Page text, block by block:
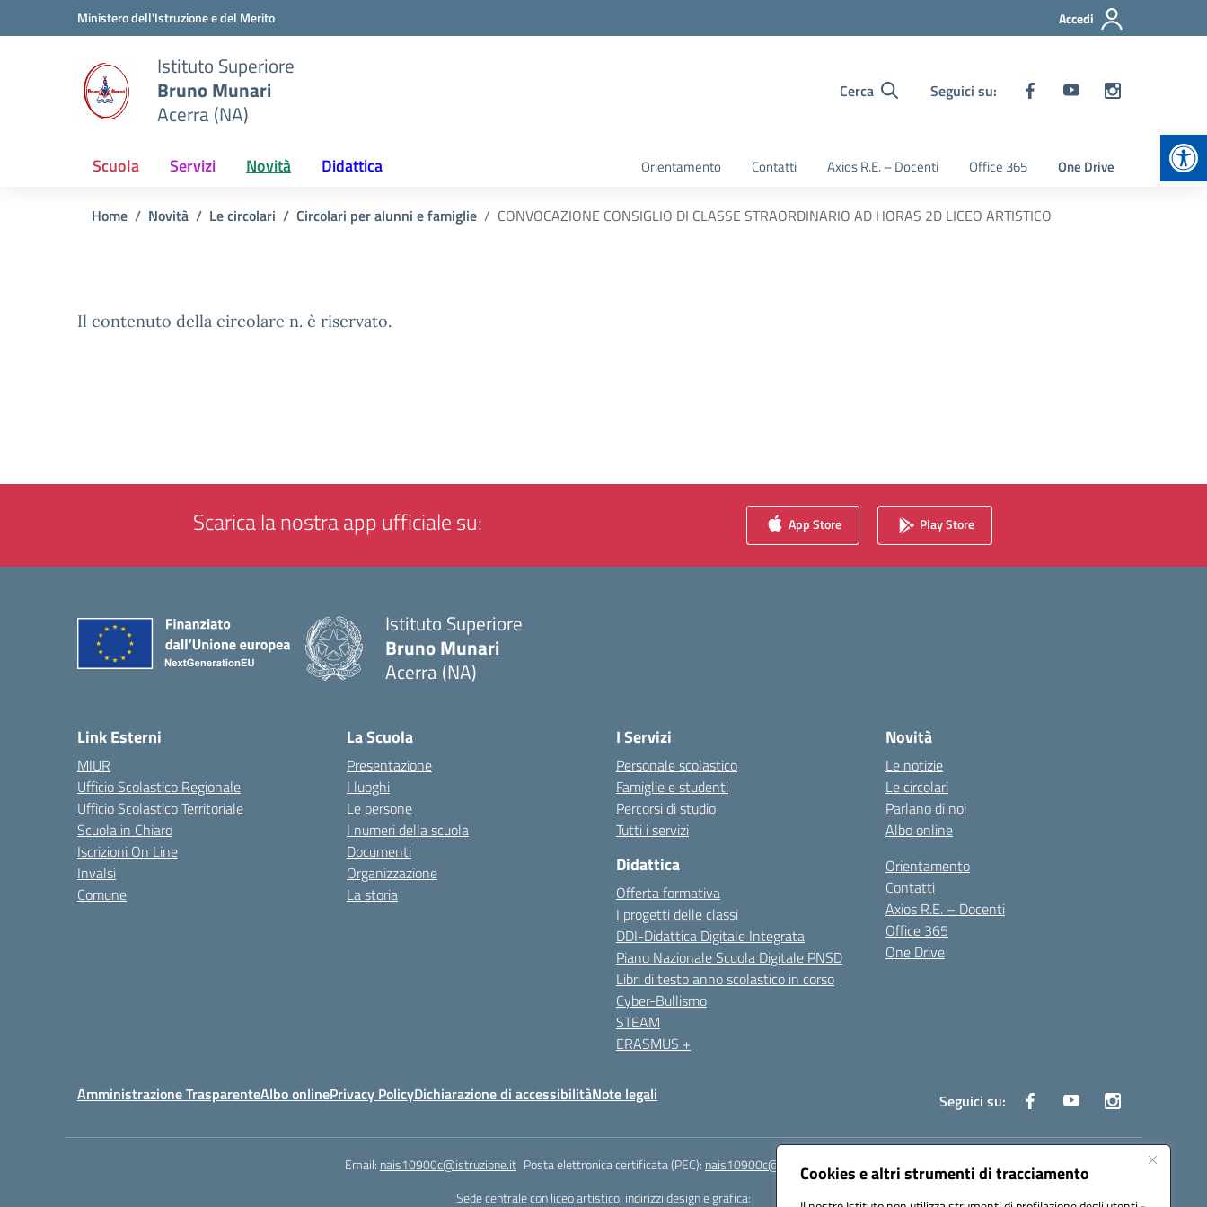
Cookies e altri strumenti di tracciamento
Vai ai contenuti
Vai al menu di navigazioneMinistero dell'Istruzione e del Merito Accedi
Istituto Superiore
Bruno Munari
Acerra (NA)
Cerca Seguici su:
Scuola Servizi Novità Didattica Orientamento Contatti Axios R.E. – Docenti Office 365 One Drive
Home Novità Le circolari Circolari per alunni e famiglie CONVOCAZIONE CONSIGLIO DI CLASSE STRAORDINARIO AD HORAS 2D LICEO ARTISTICO
Il contenuto della circolare n. è riservato.
Scarica la nostra app ufficiale su: App Store Play Store
Istituto Superiore
Bruno Munari
Acerra (NA)
Link Esterni
MIUR
Ufficio Scolastico Regionale
Ufficio Scolastico Territoriale
Scuola in Chiaro
Iscrizioni On Line
Invalsi
Comune
La Scuola
Presentazione
I luoghi
Le persone
I numeri della scuola
Documenti
Organizzazione
La storia
I Servizi
Personale scolastico
Famiglie e studenti
Percorsi di studio
Tutti i servizi
Didattica
Offerta formativa
I progetti delle classi
DDI-Didattica Digitale Integrata
Piano Nazionale Scuola Digitale PNSD
Libri di testo anno scolastico in corso
Cyber-Bullismo
STEAM
ERASMUS +
Novità
Le notizie
Le circolari
Parlano di noi
Albo online
Orientamento
Contatti
Axios R.E. – Docenti
Office 365
One Drive
Amministrazione TrasparenteAlbo onlinePrivacy PolicyDichiarazione di accessibilitàNote legali Seguici su:
Email: nais10900c@istruzione.it Posta elettronica certificata (PEC): nais10900c@pec.istruzione.it
Sede centrale con liceo artistico, indirizzi design e grafica: